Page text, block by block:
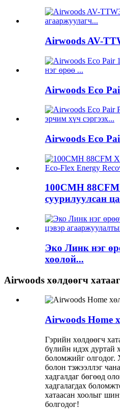
Airwoods AV-
Airwoods Eco
Airwoods Eco
100CMH
суурилуулсан
Эко Линк нэг
хоолой...
Airwoods хөлдөөгч
Airwoods Home
Гэрийн хөлдөөгч
бүлийн идэх дуртай
боломжийг олгодог.
болон тэжээллэг
хадгалдаг бөгөөд
хадгалагдах
хатаасан хоолыг
болгодог!